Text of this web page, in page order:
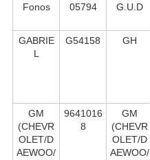
Fonos
05794 G.U.D
GABRIE
L
G54158 GH
GM
(CHEVR
OLET/D
AEWOO/
9641016
8
GM
(CHEVR
OLET/D
AEWOO/